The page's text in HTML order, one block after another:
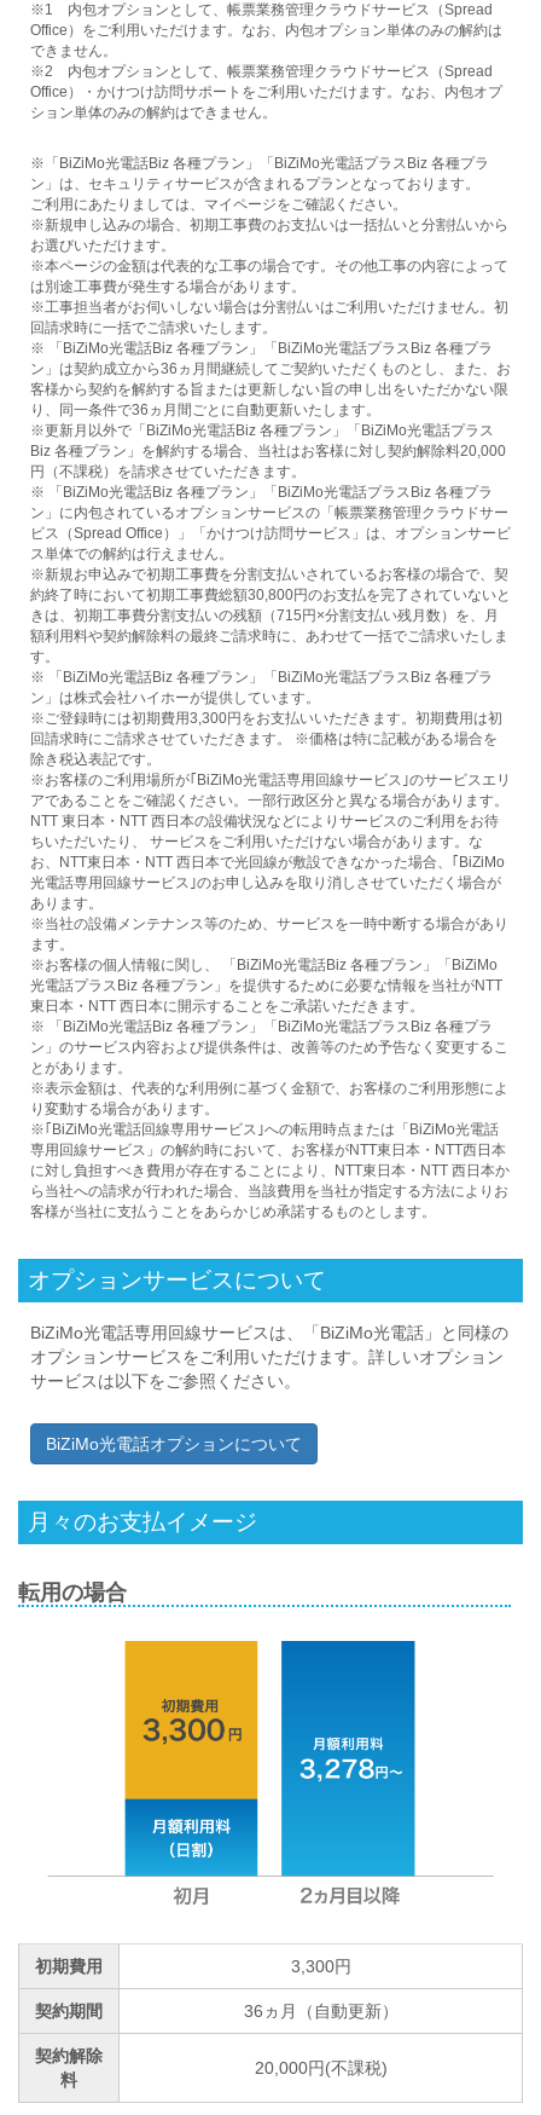
※1 内包オプションとして、帳票業務管理クラウドサービス（Spread
Office）をご利用いただけます。なお、内包オプション単体のみの解約は
できません。
※2 内包オプションとして、帳票業務管理クラウドサービス（Spread
Office）・かけつけ訪問サポートをご利用いただけます。なお、内包オプ
ション単体のみの解約はできません。
※「BiZiMo光電話Biz 各種プラン」「BiZiMo光電話プラスBiz 各種プラ
ン」は、セキュリティサービスが含まれるプランとなっております。
ご利用にあたりましては、マイページをご確認ください。
※新規申し込みの場合、初期工事費のお支払いは一括払いと分割払いから
お選びいただけます。
※本ページの金額は代表的な工事の場合です。その他工事の内容によって
は別途工事費が発生する場合があります。
※工事担当者がお伺いしない場合は分割払いはご利用いただけません。初
回請求時に一括でご請求いたします。
※ 「BiZiMo光電話Biz 各種プラン」「BiZiMo光電話プラスBiz 各種プラ
ン」は契約成立から36ヵ月間継続してご契約いただくものとし、また、お
客様から契約を解約する旨または更新しない旨の申し出をいただかない限
り、同一条件で36ヵ月間ごとに自動更新いたします。
※更新月以外で「BiZiMo光電話Biz 各種プラン」「BiZiMo光電話プラス
Biz 各種プラン」を解約する場合、当社はお客様に対し契約解除料20,000
円（不課税）を請求させていただきます。
※ 「BiZiMo光電話Biz 各種プラン」「BiZiMo光電話プラスBiz 各種プラ
ン」に内包されているオプションサービスの「帳票業務管理クラウドサー
ビス（Spread Office）」「かけつけ訪問サービス」は、オプションサービ
ス単体での解約は行えません。
※新規お申込みで初期工事費を分割支払いされているお客様の場合で、契
約終了時において初期工事費総額30,800円のお支払を完了されていないと
きは、初期工事費分割支払いの残額（715円×分割支払い残月数）を、月
額利用料や契約解除料の最終ご請求時に、あわせて一括でご請求いたしま
す。
※ 「BiZiMo光電話Biz 各種プラン」「BiZiMo光電話プラスBiz 各種プラ
ン」は株式会社ハイホーが提供しています。
※ご登録時には初期費用3,300円をお支払いいただきます。初期費用は初
回請求時にご請求させていただきます。 ※価格は特に記載がある場合を
除き税込表記です。
※お客様のご利用場所が｢BiZiMo光電話専用回線サービス｣のサービスエリ
アであることをご確認ください。一部行政区分と異なる場合があります。
NTT 東日本・NTT 西日本の設備状況などによりサービスのご利用をお待
ちいただいたり、 サービスをご利用いただけない場合があります。な
お、NTT東日本・NTT 西日本で光回線が敷設できなかった場合、｢BiZiMo
光電話専用回線サービス｣のお申し込みを取り消しさせていただく場合が
あります。
※当社の設備メンテナンス等のため、サービスを一時中断する場合があり
ます。
※お客様の個人情報に関し、 「BiZiMo光電話Biz 各種プラン」「BiZiMo
光電話プラスBiz 各種プラン」を提供するために必要な情報を当社がNTT
東日本・NTT 西日本に開示することをご承諾いただきます。
※ 「BiZiMo光電話Biz 各種プラン」「BiZiMo光電話プラスBiz 各種プラ
ン」のサービス内容および提供条件は、改善等のため予告なく変更するこ
とがあります。
※表示金額は、代表的な利用例に基づく金額で、お客様のご利用形態によ
り変動する場合があります。
※｢BiZiMo光電話回線専用サービス｣への転用時点または「BiZiMo光電話
専用回線サービス」の解約時において、お客様がNTT東日本・NTT西日本
に対し負担すべき費用が存在することにより、NTT東日本・NTT 西日本か
ら当社への請求が行われた場合、当該費用を当社が指定する方法によりお
客様が当社に支払うことをあらかじめ承諾するものとします。
オプションサービスについて
BiZiMo光電話専用回線サービスは、「BiZiMo光電話」と同様の
オプションサービスをご利用いただけます。詳しいオプション
サービスは以下をご参照ください。
BiZiMo光電話オプションについて
月々のお支払イメージ
転用の場合
初期費用 3,300円
契約期間 36ヵ月（自動更新）
契約解除
料
20,000円(不課税)